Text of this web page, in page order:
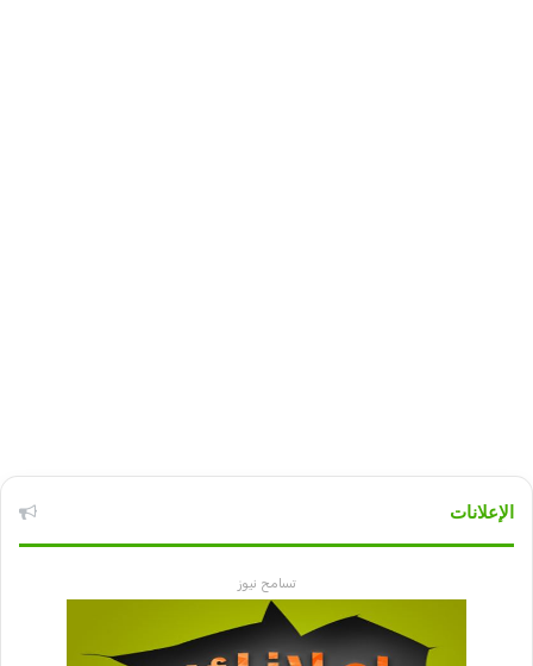
الإعلانات
تسامح نيوز